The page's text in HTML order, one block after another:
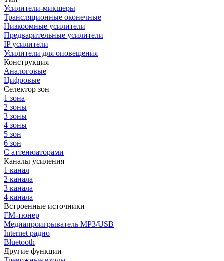
Усилители-микшеры
Трансляционные оконечные
Низкоомные усилители
Предварительные усилители
IP усилители
Усилители для оповещения
Конструкция
Аналоговые
Цифровые
Селектор зон
1 зона
2 зоны
3 зоны
4 зоны
5 зон
6 зон
С аттенюаторами
Каналы усиления
1 канал
2 канала
3 канала
4 канала
Встроенные источники
FM-тюнер
Медиапроигрыватель MP3/USB
Internet радио
Bluetooth
Другие функции